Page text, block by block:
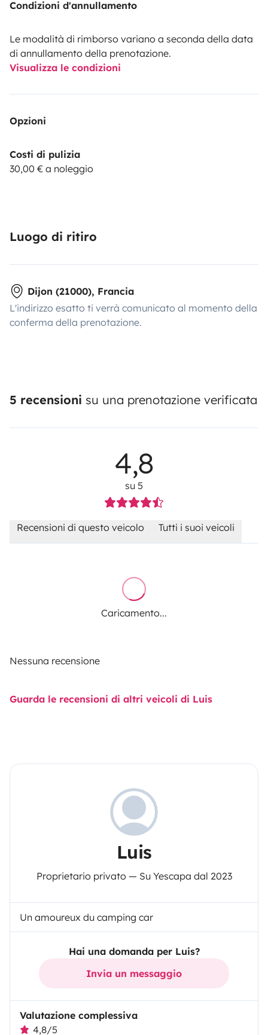
Condizioni d'annullamento
Le modalità di rimborso variano a seconda della data
di annullamento della prenotazione.
Visualizza le condizioni
Opzioni
Costi di pulizia
30,00 € a noleggio
Luogo di ritiro
Dijon (21000), Francia
L'indirizzo esatto ti verrà comunicato al momento della
conferma della prenotazione.
5 recensioni su una prenotazione verificata
4,8
su 5
Recensioni di questo veicolo Tutti i suoi veicoli
Caricamento...
Nessuna recensione
Guarda le recensioni di altri veicoli di Luis
Luis
Proprietario privato — Su Yescapa dal 2023
Un amoureux du camping car
Hai una domanda per Luis?
Invia un messaggio
Valutazione complessiva
4,8/5